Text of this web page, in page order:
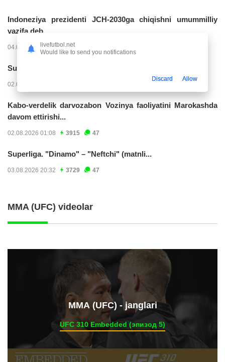
Indoneziya prezidenti JCH-2030ga chiqishni umummilliy
vazifa deb...
04.08.2026 02:11 14238
Superliga. “Buxoro” - “Lokomotiv”...
02.08.2026 03:08
Kabo-verdelik darvozabon Vozinya faoliyatini Marokashda
davom ettirishi...
02.08.2026 01:08 3915 47
Superliga. "Dinamo" – "Neftchi" (matnli...
03.08.2026 20:32 3729 47
MMA (UFC) videolar
ММА (UFC) - janglari
UFC 310 Embedded (эпизод 5)
livefutbol.net
Would like to send you notifications
Discard Allow